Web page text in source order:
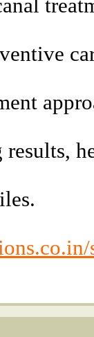
results,